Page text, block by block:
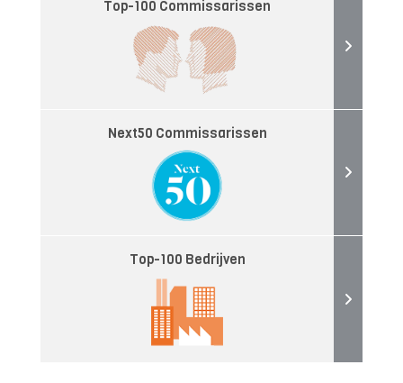
Top-100 Commissarissen
Next50 Commissarissen
Top-100 Bedrijven